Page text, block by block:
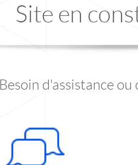
Site en
Besoin d'assistance